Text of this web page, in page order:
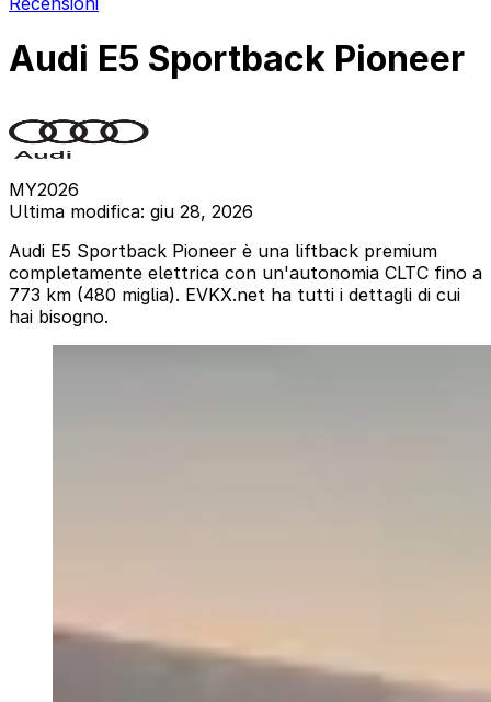
Audi E5 Sportback Pioneer
MY2026
Ultima modifica: giu 28, 2026
Audi E5 Sportback Pioneer è una liftback premium
completamente elettrica con un'autonomia CLTC fino a
773 km (480 miglia). EVKX.net ha tutti i dettagli di cui
hai bisogno.